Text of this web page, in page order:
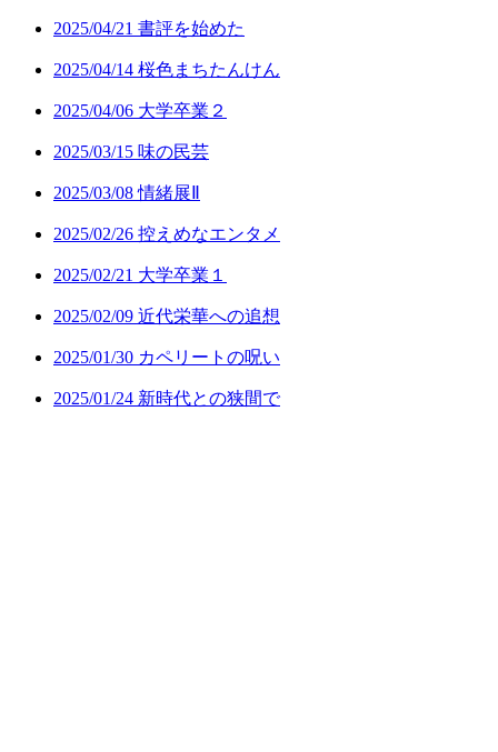
2025/04/21 書評を始めた
2025/04/14 桜色まちたんけん
2025/04/06 大学卒業２
2025/03/15 味の民芸
2025/03/08 情緒展Ⅱ
2025/02/26 控えめなエンタメ
2025/02/21 大学卒業１
2025/02/09 近代栄華への追想
2025/01/30 カペリートの呪い
2025/01/24 新時代との狭間で